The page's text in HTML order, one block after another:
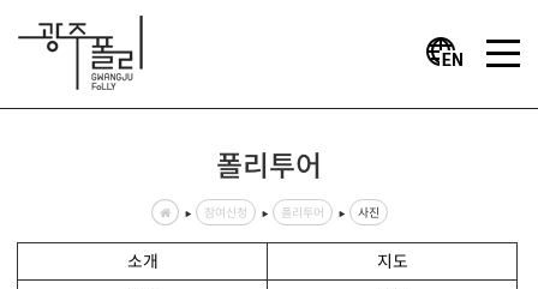
폴리투어
참여신청 폴리투어 사진
소개
지도